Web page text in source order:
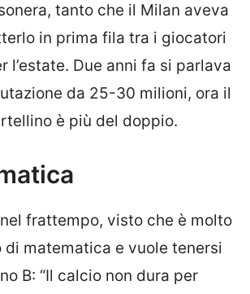
tanto che il Milan aveva
in prima fila tra i giocatori
l’estate. Due anni fa si parlava
da 25-30 milioni, ora il
è più del doppio.
frattempo, visto che è molto
di matematica e vuole tenersi
B: “Il calcio non dura per